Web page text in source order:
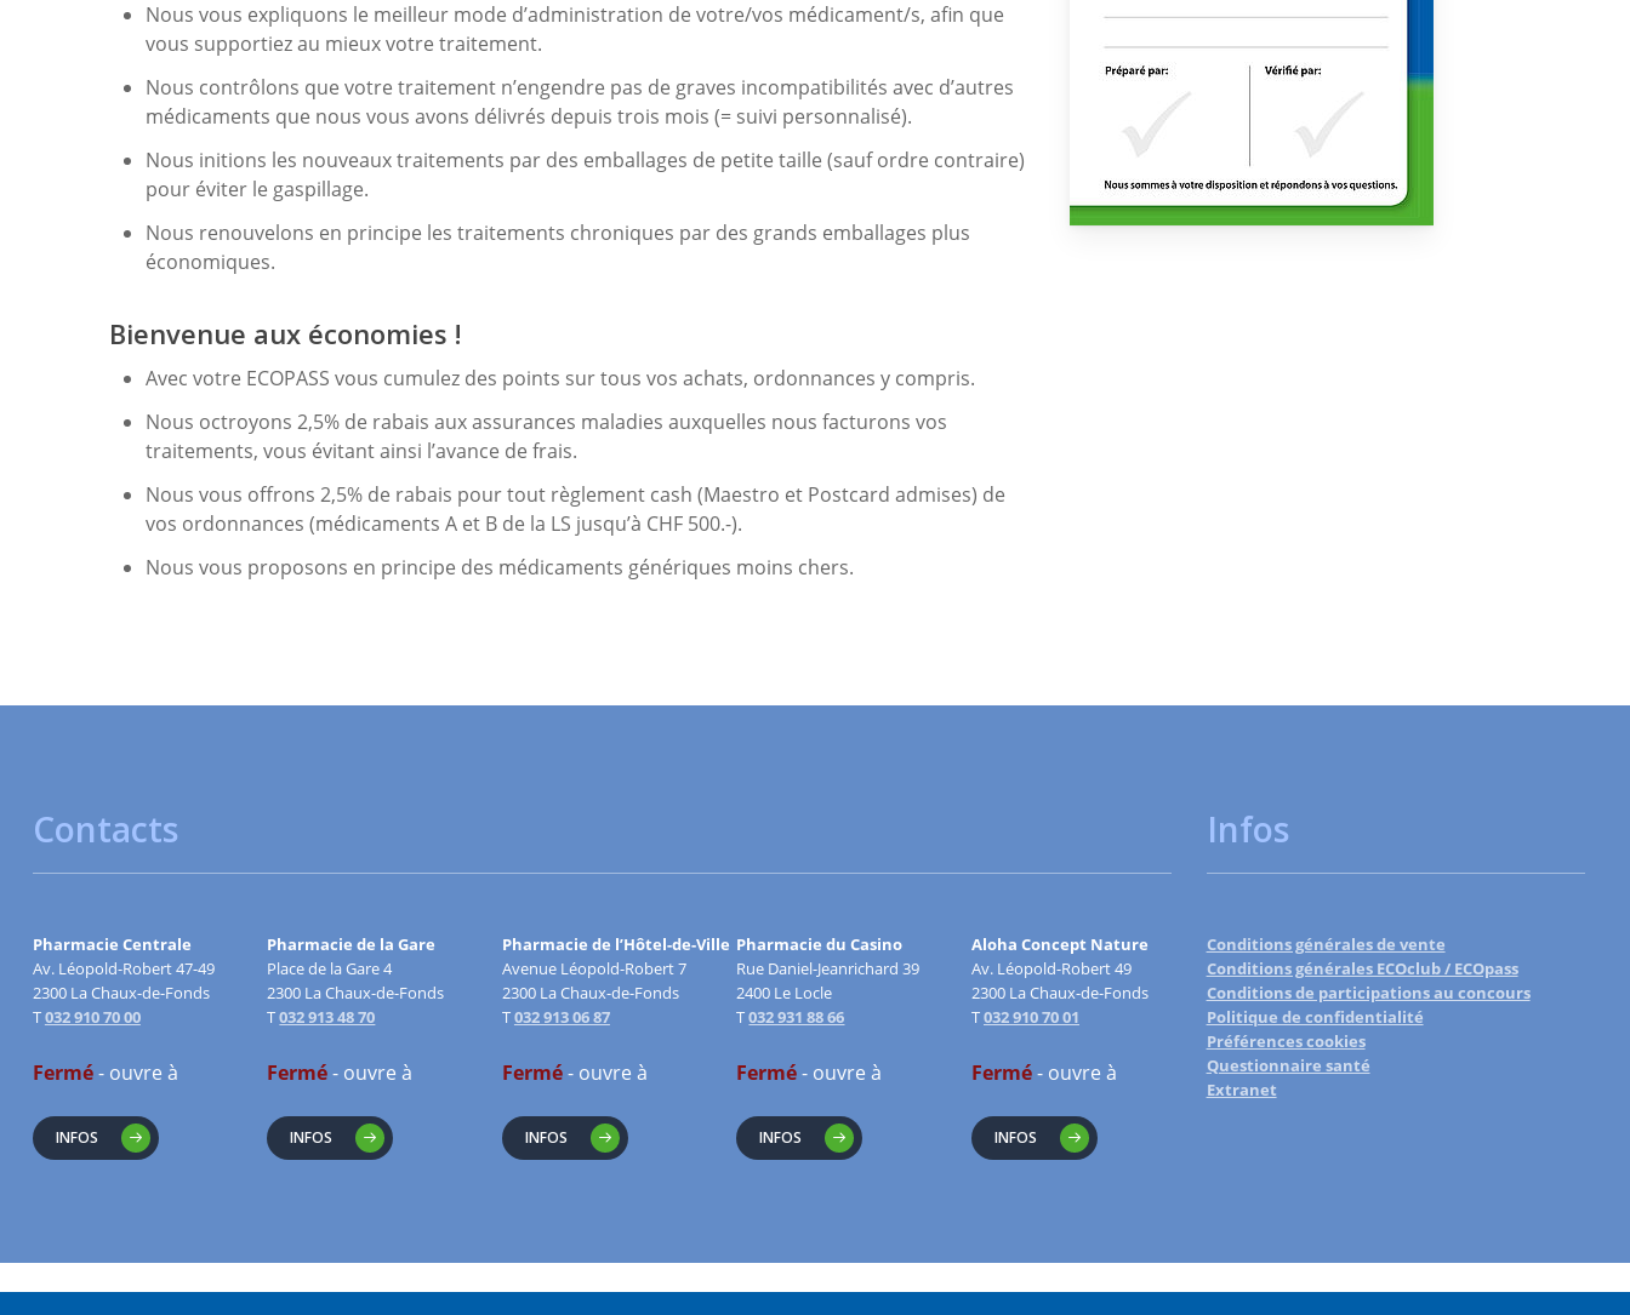
Nous vous expliquons le meilleur mode d’administration de votre/vos médicament/s, afin que
vous supportiez au mieux votre traitement.
Nous contrôlons que votre traitement n’engendre pas de graves incompatibilités avec d’autres
médicaments que nous vous avons délivrés depuis trois mois (= suivi personnalisé).
Nous initions les nouveaux traitements par des emballages de petite taille (sauf ordre contraire)
pour éviter le gaspillage.
Nous renouvelons en principe les traitements chroniques par des grands emballages plus
économiques.
Bienvenue aux économies !
Avec votre ECOPASS vous cumulez des points sur tous vos achats, ordonnances y compris.
Nous octroyons 2,5% de rabais aux assurances maladies auxquelles nous facturons vos
traitements, vous évitant ainsi l’avance de frais.
Nous vous offrons 2,5% de rabais pour tout règlement cash (Maestro et Postcard admises) de
vos ordonnances (médicaments A et B de la LS jusqu’à CHF 500.-).
Nous vous proposons en principe des médicaments génériques moins chers.
Contacts
Pharmacie Centrale
Av. Léopold-Robert 47-49
2300 La Chaux-de-Fonds
T032 910 70 00
Fermé- ouvre à
INFOS
Pharmacie de la Gare
Place de la Gare 4
2300 La Chaux-de-Fonds
T032 913 48 70
Fermé- ouvre à
INFOS
Pharmacie de l’Hôtel-de-Ville
Avenue Léopold-Robert 7
2300 La Chaux-de-Fonds
T032 913 06 87
Fermé- ouvre à
INFOS
Pharmacie du Casino
Rue Daniel-Jeanrichard 39
2400 Le Locle
T032 931 88 66
Fermé- ouvre à
INFOS
Aloha Concept Nature
Av. Léopold-Robert 49
2300 La Chaux-de-Fonds
T032 910 70 01
Fermé- ouvre à
INFOS
Infos
Conditions générales de vente
Conditions générales ECOclub / ECOpass
Conditions de participations au concours
Politique de confidentialité
Préférences cookies
Questionnaire santé
Extranet